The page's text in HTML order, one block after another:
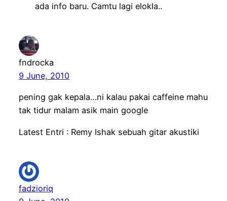
ada info baru. Camtu lagi elokla..
fndrocka
9 June, 2010
pening gak kepala…ni kalau pakai caffeine mahu
tak tidur malam asik main google
Latest Entri : Remy Ishak sebuah gitar akustiki
fadzioriq